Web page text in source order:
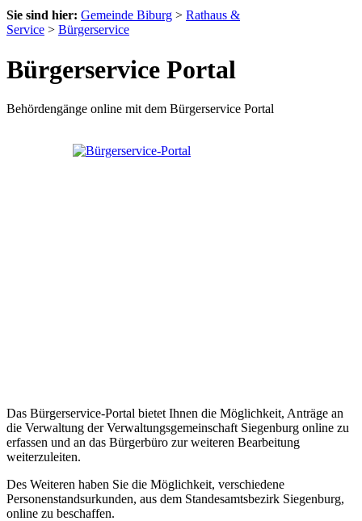
Sie sind hier: Gemeinde Biburg > Rathaus &
Service > Bürgerservice
Bürgerservice Portal
Behördengänge online mit dem Bürgerservice Portal
Das Bürgerservice-Portal bietet Ihnen die Möglichkeit, Anträge an
die Verwaltung der Verwaltungsgemeinschaft Siegenburg online zu
erfassen und an das Bürgerbüro zur weiteren Bearbeitung
weiterzuleiten.
Des Weiteren haben Sie die Möglichkeit, verschiedene
Personenstandsurkunden, aus dem Standesamtsbezirk Siegenburg,
online zu beschaffen.